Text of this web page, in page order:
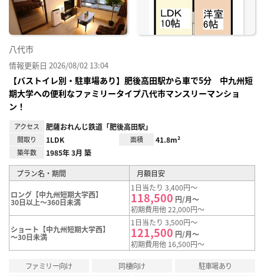
八代市
情報更新日 2026/08/02 13:04
【バストイレ別・駐車場あり】肥後高田駅から車で5分 中九州短
期大学への便利なファミリータイプ八代市マンスリーマンショ
ン！
アクセス 肥薩おれんじ鉄道「肥後高田駅」
間取り 1LDK 面積 41.8m²
築年数 1985年 3月 築
プラン名・期間 月額目安
ロング【中九州短期大学西】
30日以上～360日未満
1日当たり 3,400円～
118,500 円/月～
初期費用他 22,000円～
ショート【中九州短期大学西】
～30日未満
1日当たり 3,500円～
121,500 円/月～
初期費用他 16,500円～
ファミリー向け 同棲向け
駐車場あり